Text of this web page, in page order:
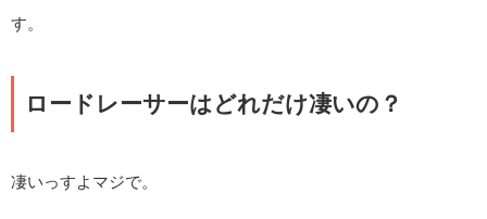
す。
ロードレーサーはどれだけ凄いの？
凄いっすよマジで。